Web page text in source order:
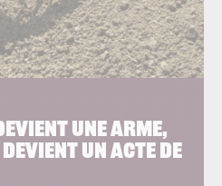
une arme,
un acte de